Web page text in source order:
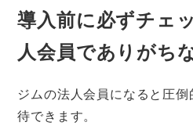
導入前に必ずチェ
人会員でありがち
ジムの法人会員になると圧
待できます。